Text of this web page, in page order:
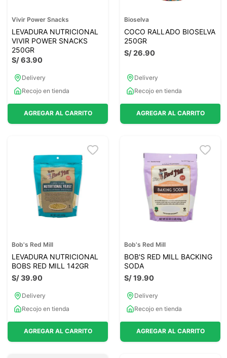
Vivir Power Snacks
LEVADURA NUTRICIONAL
VIVIR POWER SNACKS
250GR
S/63.90
Delivery
Recojo en tienda
AGREGAR AL CARRITO
Bioselva
COCO RALLADO BIOSELVA
250GR
S/26.90
Delivery
Recojo en tienda
AGREGAR AL CARRITO
Bob's Red Mill
LEVADURA NUTRICIONAL
BOBS RED MILL 142GR
S/39.90
Delivery
Recojo en tienda
AGREGAR AL CARRITO
Bob's Red Mill
BOB'S RED MILL BACKING
SODA
S/19.90
Delivery
Recojo en tienda
AGREGAR AL CARRITO